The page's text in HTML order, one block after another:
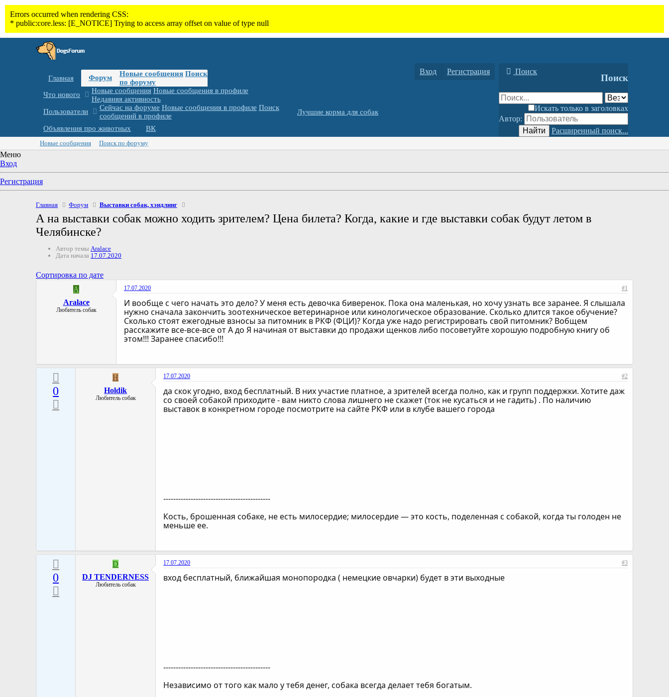
Главная Форум Новые сообщения Поиск
по форуму
Что нового
Новые сообщения Новые сообщения в профиле
Недавняя активность
Пользователи
Сейчас на форуме Новые сообщения в профиле Поиск
сообщений в профиле
Лучшие корма для собак
Объявления про животных ВК
Вход Регистрация Поиск
Поиск
Искать только в заголовках
Автор:
Найти
Расширенный поиск...
Новые сообщения Поиск по форуму
Меню
Вход
Регистрация
Главная Форум Выставки собак, хэндлинг
А на выставки собак можно ходить зрителем? Цена билета? Когда, какие и где выставки собак будут летом в
Челябинске?
Автор темы Aralace
Дата начала 17.07.2020
Сортировка по дате
A
Aralace
Любитель собак
17.07.2020 #1
И вообще с чего начать это дело? У меня есть девочка биверенок. Пока она маленькая, но хочу узнать все заранее. Я слышала
нужно сначала закончить зоотехническое ветеринарное или кинологическое образование. Сколько длится такое обучение?
Сколько стоят ежегодные взносы за питомник в РКФ (ФЦИ)? Когда уже надо регистрировать свой питомник? Вобщем
расскажите все-все-все от А до Я начиная от выставки до продажи щенков либо посоветуйте хорошую подробную книгу об
этом!!! Заранее спасибо!!!
0
H
Holdik
Любитель собак
17.07.2020 #2
да скок угодно, вход бесплатный. В них участие платное, а зрителей всегда полно, как и групп поддержки. Хотите даж
со своей собакой приходите - вам никто слова лишнего не скажет (ток не кусаться и не гадить) . По наличию
выставок в конкретном городе посмотрите на сайте РКФ или в клубе вашего города
-------------------------------------------
Кость, брошенная собаке, не есть милосердие; милосердие — это кость, поделенная c собакой, когда ты голоден не
меньше ее.
0
D
DJ TENDERNESS
Любитель собак
17.07.2020 #3
вход бесплатный, ближайшая монопородка ( немецкие овчарки) будет в эти выходные
-------------------------------------------
Независимо от того как мало у тебя денег, собака всегда делает тебя богатым.